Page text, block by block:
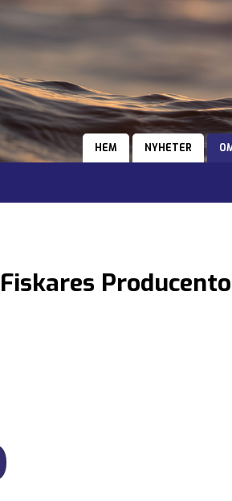
HEM NYHETER